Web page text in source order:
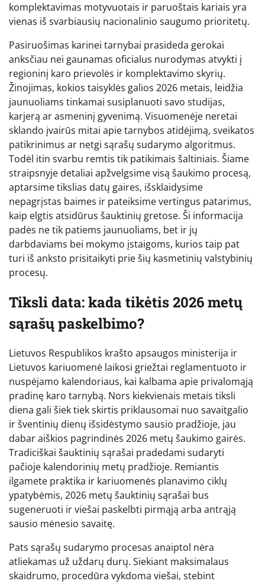
komplektavimas motyvuotais ir paruoštais kariais yra
vienas iš svarbiausių nacionalinio saugumo prioritetų.
Pasiruošimas karinei tarnybai prasideda gerokai
anksčiau nei gaunamas oficialus nurodymas atvykti į
regioninį karo prievolės ir komplektavimo skyrių.
Žinojimas, kokios taisyklės galios 2026 metais, leidžia
jaunuoliams tinkamai susiplanuoti savo studijas,
karjerą ar asmeninį gyvenimą. Visuomenėje neretai
sklando įvairūs mitai apie tarnybos atidėjimą, sveikatos
patikrinimus ar netgi sąrašų sudarymo algoritmus.
Todėl itin svarbu remtis tik patikimais šaltiniais. Šiame
straipsnyje detaliai apžvelgsime visą šaukimo procesą,
aptarsime tikslias datų gaires, išsklaidysime
nepagrįstas baimes ir pateiksime vertingus patarimus,
kaip elgtis atsidūrus šauktinių gretose. Ši informacija
padės ne tik patiems jaunuoliams, bet ir jų
darbdaviams bei mokymo įstaigoms, kurios taip pat
turi iš anksto prisitaikyti prie šių kasmetinių valstybinių
procesų.
Tiksli data: kada tikėtis 2026 metų
sąrašų paskelbimo?
Lietuvos Respublikos krašto apsaugos ministerija ir
Lietuvos kariuomenė laikosi griežtai reglamentuoto ir
nuspėjamo kalendoriaus, kai kalbama apie privalomąją
pradinę karo tarnybą. Nors kiekvienais metais tiksli
diena gali šiek tiek skirtis priklausomai nuo savaitgalio
ir šventinių dienų išsidėstymo sausio pradžioje, jau
dabar aiškios pagrindinės 2026 metų šaukimo gairės.
Tradiciškai šauktinių sąrašai pradedami sudaryti
pačioje kalendorinių metų pradžioje. Remiantis
ilgamete praktika ir kariuomenės planavimo ciklų
ypatybėmis, 2026 metų šauktinių sąrašai bus
sugeneruoti ir viešai paskelbti pirmąją arba antrąją
sausio mėnesio savaitę.
Pats sąrašų sudarymo procesas anaiptol nėra
atliekamas už uždarų durų. Siekiant maksimalaus
skaidrumo, procedūra vykdoma viešai, stebint